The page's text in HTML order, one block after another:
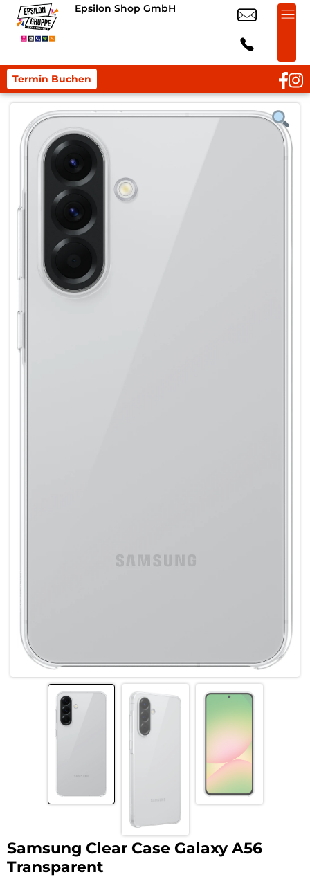
Epsilon Shop GmbH
Termin Buchen
Samsung Clear Case Galaxy A56
Transparent